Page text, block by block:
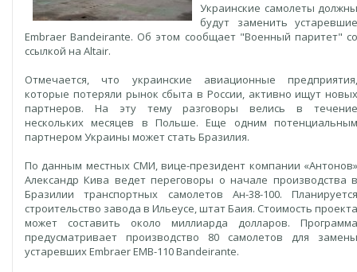
Украинские самолеты должны
будут заменить устаревшие
Embraer Bandeirante. Об этом сообщает "Военный паритет" со
ссылкой на Altair.
Отмечается, что украинские авиационные предприятия,
которые потеряли рынок сбыта в России, активно ищут новых
партнеров. На эту тему разговоры велись в течение
нескольких месяцев в Польше. Еще одним потенциальным
партнером Украины может стать Бразилия.
По данным местных СМИ, вице-президент компании «Антонов»
Александр Кива ведет переговоры о начале производства в
Бразилии транспортных самолетов Ан-38-100. Планируется
строительство завода в Ильеусе, штат Баия. Стоимость проекта
может составить около миллиарда долларов. Программа
предусматривает производство 80 самолетов для замены
устаревших Embraer EMB-110 Bandeirante.